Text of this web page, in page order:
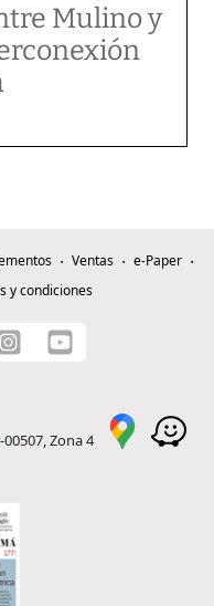
Mulino y
Ventas
e-Paper
y condiciones
Zona 4